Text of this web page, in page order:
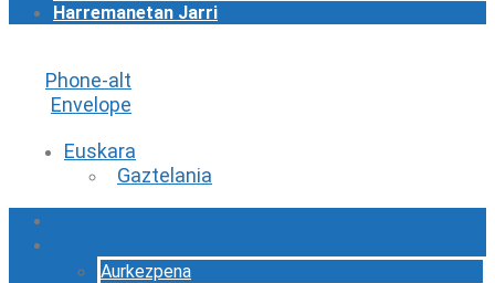
Harremanetan Jarri
Phone-alt
Envelope
Euskara
Gaztelania
Aurkezpena